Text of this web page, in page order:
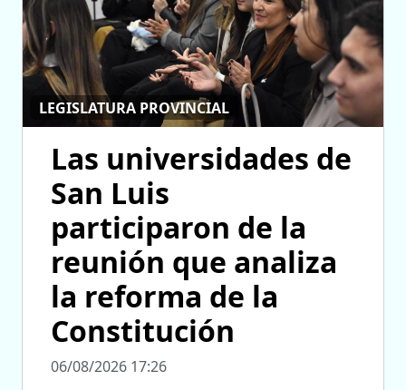
LEGISLATURA PROVINCIAL
Las universidades de
San Luis
participaron de la
reunión que analiza
la reforma de la
Constitución
06/08/2026 17:26